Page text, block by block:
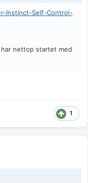
Instinct-Self-Control-
nettop startet med
1